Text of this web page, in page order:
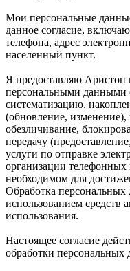
Мои персональные
данное согласие,
телефона, адрес
населенный пункт.
Я предоставляю Аристон
персональными данными
систематизацию,
(обновление, изменение),
обезличивание,
передачу
услуги по отправке
организации
необходимом для
Обработка персональных
использованием средств
использования.
Настоящее согласие
обработки персональных